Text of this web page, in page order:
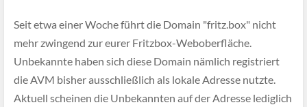
Seit etwa einer Woche führt die Domain "fritz.box" nicht
mehr zwingend zur eurer Fritzbox-Weboberfläche.
Unbekannte haben sich diese Domain nämlich registriert
die AVM bisher ausschließlich als lokale Adresse nutzte.
Aktuell scheinen die Unbekannten auf der Adresse lediglich